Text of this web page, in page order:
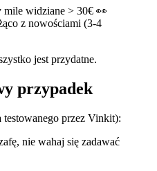
widziane > 30€ 👀
z nowościami (3-4
jest przydatne.
przypadek
przez Vinkit):
nie wahaj się zadawać